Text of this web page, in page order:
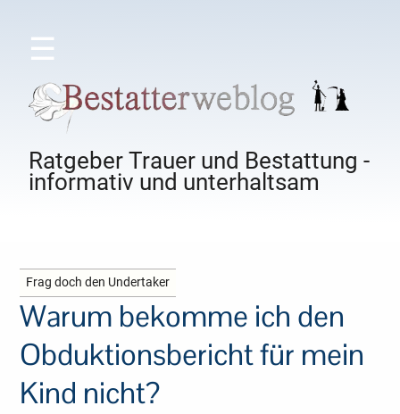
☰
Ratgeber Trauer und Bestattung -
informativ und unterhaltsam
Frag doch den Undertaker
Warum bekomme ich den
Obduktionsbericht für mein
Kind nicht?